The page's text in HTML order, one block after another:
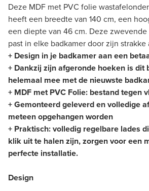
Deze MDF met PVC folie
heeft een breedte van 140 cm, een
een diepte van 46 cm. Deze
past in elke badkamer door zijn strakke
+ Design in je badkamer aan een
+ Dankzij zijn afgeronde hoeken is dit
helemaal mee met de nieuwste
+ MDF met PVC Folie: bestand tegen
+ Gemonteerd geleverd en volledige
meteen opgehangen worden
+ Praktisch: volledig regelbare lades
klik uit te halen zijn, zorgen voor een
perfecte installatie.
Design